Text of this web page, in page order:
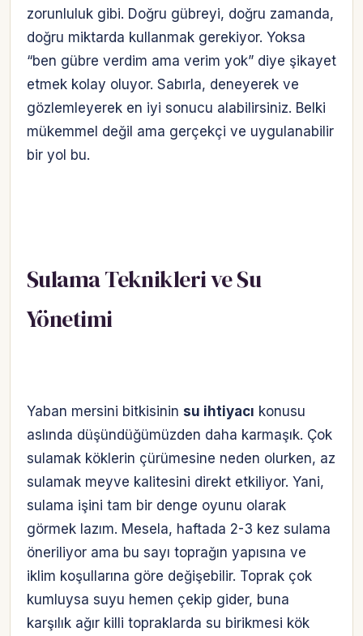
zorunluluk gibi. Doğru gübreyi, doğru zamanda,
doğru miktarda kullanmak gerekiyor. Yoksa
“ben gübre verdim ama verim yok” diye şikayet
etmek kolay oluyor. Sabırla, deneyerek ve
gözlemleyerek en iyi sonucu alabilirsiniz. Belki
mükemmel değil ama gerçekçi ve uygulanabilir
bir yol bu.
Sulama Teknikleri ve Su
Yönetimi
Yaban mersini bitkisinin su ihtiyacı konusu
aslında düşündüğümüzden daha karmaşık. Çok
sulamak köklerin çürümesine neden olurken, az
sulamak meyve kalitesini direkt etkiliyor. Yani,
sulama işini tam bir denge oyunu olarak
görmek lazım. Mesela, haftada 2-3 kez sulama
öneriliyor ama bu sayı toprağın yapısına ve
iklim koşullarına göre değişebilir. Toprak çok
kumluysa suyu hemen çekip gider, buna
karşılık ağır killi topraklarda su birikmesi kök